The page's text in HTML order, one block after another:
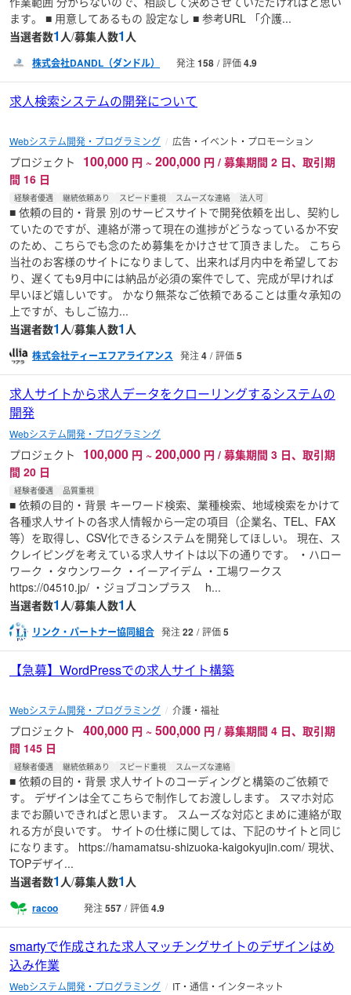
ます。 ■ 用意してあるもの 設定なし ■ 参考URL 「介護...
当選者数1 人/募集人数1 人
株式会社DANDL（ダンドル） 発注158 評価4.9
求人検索システムの開発について
Webシステム開発・プログラミング 広告・イベント・プロモーション
プロジェクト 100,000 円 ~ 200,000 円 / 募集期間 2 日、取引期
間 16 日
経験者優遇 継続依頼あり スピード重視 スムーズな連絡 法人可
■ 依頼の目的・背景 別のサービスサイトで開発依頼を出し、契約し
ていたのですが、連絡が滞って現在の進捗がどうなっているか不安
のため、こちらでも念のため募集をかけさせて頂きました。 こちら
当社のお客様のサイトになりまして、出来れば月内中を希望してお
り、遅くても9月中には納品が必須の案件でして、完成が早ければ
早いほど嬉しいです。 かなり無茶なご依頼であることは重々承知の
上ですが、もしご協力...
当選者数1 人/募集人数1 人
株式会社ティーエフアライアンス 発注4 評価5
求人サイトから求人データをクローリングするシステムの
開発
Webシステム開発・プログラミング
プロジェクト 100,000 円 ~ 200,000 円 / 募集期間 3 日、取引期
間 20 日
経験者優遇 品質重視
■ 依頼の目的・背景 キーワード検索、業種検索、地域検索をかけて
各種求人サイトの各求人情報から一定の項目（企業名、TEL、FAX
等）を取得し、CSV化できるシステムを開発してほしい。 現在、ス
クレイピングを考えている求人サイトは以下の通りです。 ・ハロー
ワーク ・タウンワーク ・イーアイデム ・工場ワークス
https://04510.jp/ ・ジョブコンプラス h...
当選者数1 人/募集人数1 人
リンク・パートナー協同組合 発注22 評価5
【急募】WordPressでの求人サイト構築
Webシステム開発・プログラミング 介護・福祉
プロジェクト 400,000 円 ~ 500,000 円 / 募集期間 4 日、取引期
間 145 日
経験者優遇 継続依頼あり スピード重視 スムーズな連絡
■ 依頼の目的・背景 求人サイトのコーディングと構築のご依頼で
す。 デザインは全てこちらで制作してお渡しします。 スマホ対応
までお願いできればと思います。 スムーズな対応とまめに連絡が取
れる方が良いです。 サイトの仕様に関しては、下記のサイトと同じ
になります。 https://hamamatsu-shizuoka-kaigokyujin.com/ 現状、
TOPデザイ...
当選者数1 人/募集人数1 人
racoo 発注557 評価4.9
smartyで作成された求人マッチングサイトのデザインはめ
込み作業
Webシステム開発・プログラミング IT・通信・インターネット